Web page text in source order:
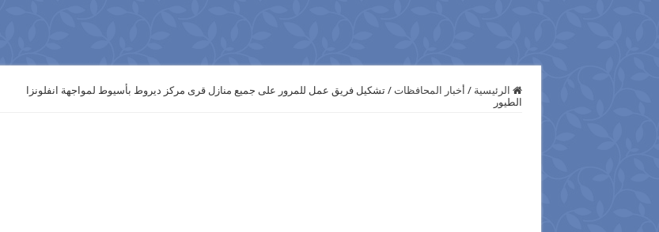
الرئيسية / أخبار المحافظات / تشكيل فريق عمل للمرور على جميع منازل قرى مركز ديروط بأسيوط لمواجهة انفلونزا
الطيور